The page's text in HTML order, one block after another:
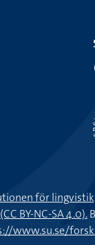
för
BY-NC-SA 4.0).
www.su.se/